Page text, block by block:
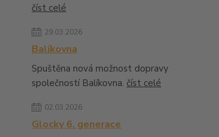
číst celé
29.03.2026
Balíkovna
Spuštěna nová možnost dopravy
společností Balíkovna. číst celé
02.03.2026
Glocky 6. generace